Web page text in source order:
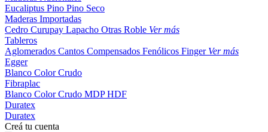
Eucaliptus Pino Pino Seco
Maderas Importadas
Cedro Curupay Lapacho Otras Roble Ver más
Tableros
Aglomerados Cantos Compensados Fenólicos Finger Ver más
Egger
Blanco ColorCrudo
Fibraplac
Blanco ColorCrudo MDPHDF
Duratex
Duratex
Creá tu cuenta